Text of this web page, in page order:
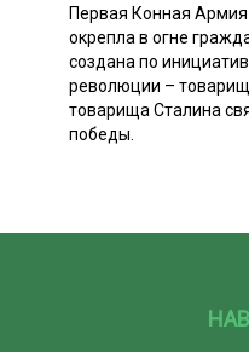
Первая Конная
окрепла в огне
создана по
революции –
товарища Сталина
победы.